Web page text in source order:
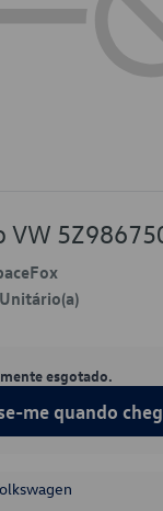
VW
Unitário(a)
esgotado.
me quando